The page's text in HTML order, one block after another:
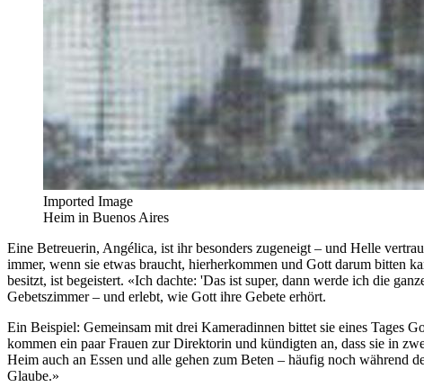
Imported Image
Heim in Buenos Aires
Eine Betreuerin, Angélica, ist ihr besonders zugeneigt – und Helle
immer, wenn sie etwas braucht, hierherkommen und Gott darum bitten
besitzt, ist begeistert. «Ich dachte: 'Das ist super, dann werde ich die
Gebetszimmer – und erlebt, wie Gott ihre Gebete erhört.
Ein Beispiel: Gemeinsam mit drei Kameradinnen bittet sie eines Tages
kommen ein paar Frauen zur Direktorin und kündigten an, dass sie in
Heim auch an Essen und alle gehen zum Beten – häufig noch während
Glaube.»